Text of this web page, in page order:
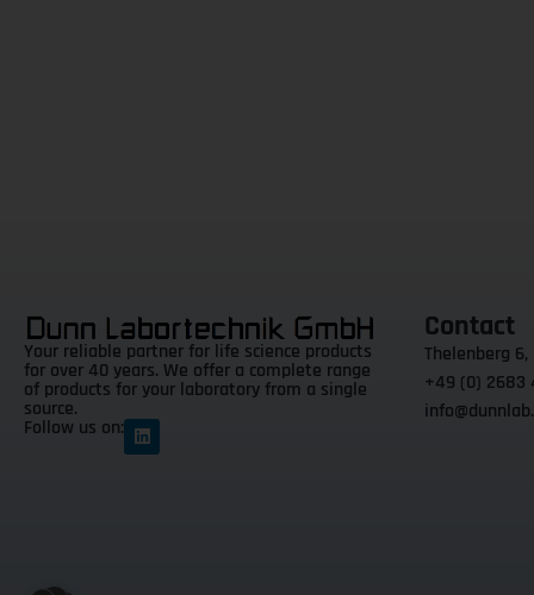
Your reliable partner for life science products
for over 40 years. We offer a complete range
of products for your laboratory from a single
source.
Follow us on:
Contact
Thelenberg 6,
+49 (0) 2683